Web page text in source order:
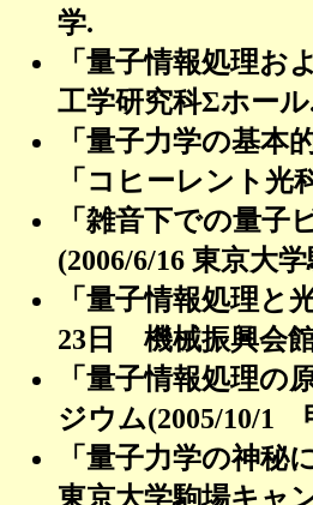
学.
「量子情報処理お
工学研究科Σホール
「量子力学の基
「コヒーレント光
「雑音下での量子
(2006/6/16 東京大
「量子情報処理
23 日 機械振興会
「量子情報処理
ジウム(2005/10/1
「量子力学の神
東京大学駒場キャ